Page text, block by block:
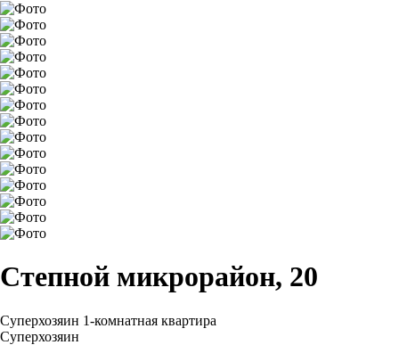
Степной микрорайон, 20
Суперхозяин 1-комнатная квартира
Суперхозяин